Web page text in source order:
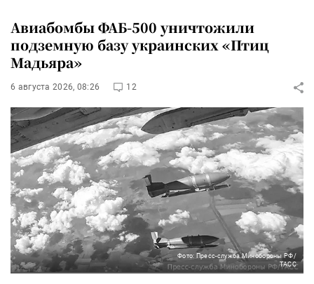
Авиабомбы ФАБ-500 уничтожили
подземную базу украинских «Птиц
Мадьяра»
6 августа 2026, 08:26 12
Фото: Пресс-служба Минобороны РФ/
ТАСС